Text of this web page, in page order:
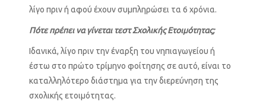
λίγο πριν ή αφού έχουν συμπληρώσει τα 6 χρόνια.
Πότε πρέπει να γίνεται τεστ Σχολικής Ετοιμότητας;
Ιδανικά, λίγο πριν την έναρξη του νηπιαγωγείου ή
έστω στο πρώτο τρίμηνο φοίτησης σε αυτό, είναι το
καταλληλότερο διάστημα για την διερεύνηση της
σχολικής ετοιμότητας.